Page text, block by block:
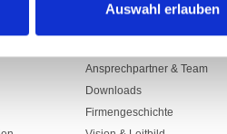
Auswahl erlauben
UNTERNEHMEN
Ansprechpartner & Team
Downloads
Firmengeschichte